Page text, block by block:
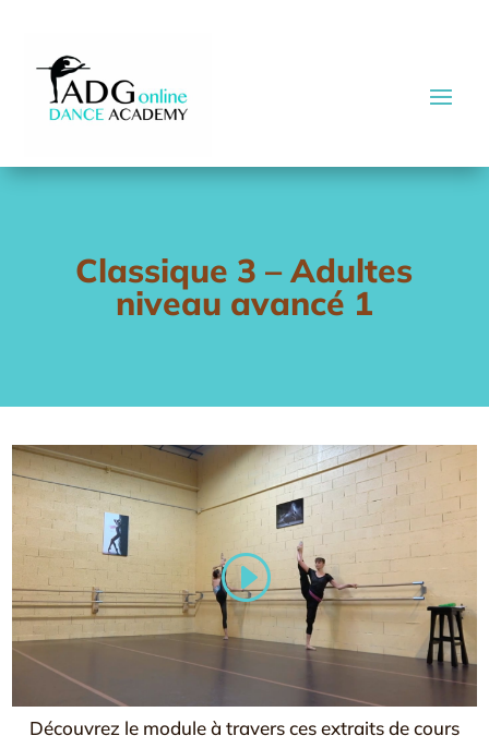
Classique 3 – Adultes
niveau avancé 1
Découvrez le module à travers ces extraits de cours